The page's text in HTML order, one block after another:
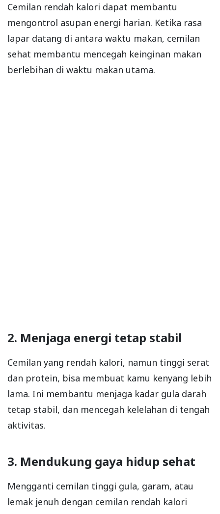
Cemilan rendah kalori dapat membantu
mengontrol asupan energi harian. Ketika rasa
lapar datang di antara waktu makan, cemilan
sehat membantu mencegah keinginan makan
berlebihan di waktu makan utama.
2. Menjaga energi tetap stabil
Cemilan yang rendah kalori, namun tinggi serat
dan protein, bisa membuat kamu kenyang lebih
lama. Ini membantu menjaga kadar gula darah
tetap stabil, dan mencegah kelelahan di tengah
aktivitas.
3. Mendukung gaya hidup sehat
Mengganti cemilan tinggi gula, garam, atau
lemak jenuh dengan cemilan rendah kalori